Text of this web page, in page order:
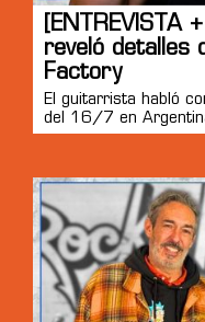
[ENTREVISTA
reveló detalles
Factory
El guitarrista habló
del 16/7 en